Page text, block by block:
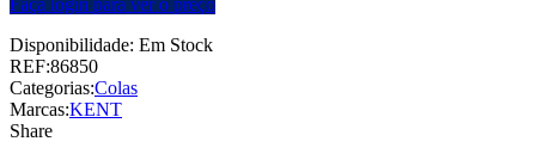
Faça login para ver o preço
Disponibilidade: Em Stock
REF:86850
Categorias:Colas
Marcas:KENT
Share